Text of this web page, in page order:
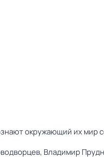
окружающий их
Владимир